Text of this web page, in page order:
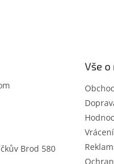
Brod 580
Vše o